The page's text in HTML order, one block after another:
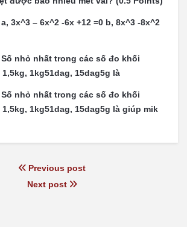
3x^3 – 6x^2 -6x +12 =0 b, 8x^3 -8x^2
nhỏ nhất trong các số đo khối
1kg51dag, 15dag5g là
nhỏ nhất trong các số đo khối
1kg51dag, 15dag5g là giúp mik
Previous post
Next post